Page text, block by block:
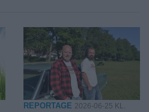
REPORTAGE 2026-06-25 KL.